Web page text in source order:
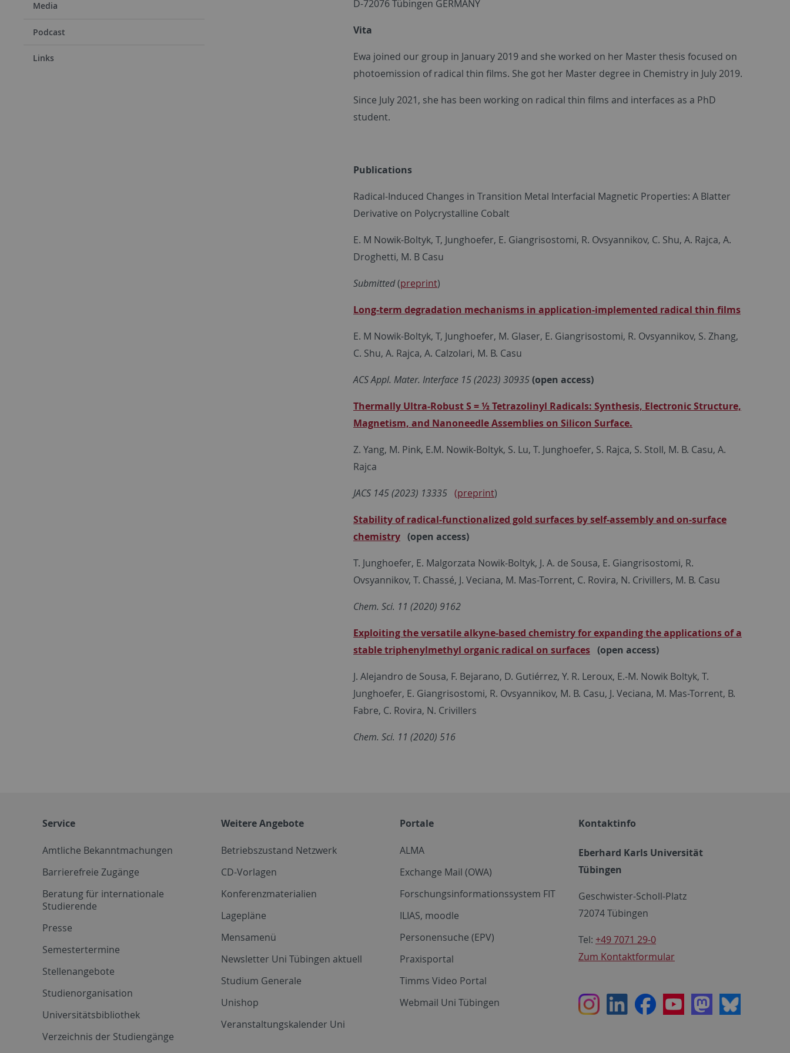
Media
Podcast
Links
D-72076 Tübingen GERMANY
Vita
Ewa joined our group in January 2019 and she worked on her Master thesis focused on
photoemission of radical thin films. She got her Master degree in Chemistry in July 2019.
Since July 2021, she has been working on radical thin films and interfaces as a PhD
student.
Publications
Radical-Induced Changes in Transition Metal Interfacial Magnetic Properties: A Blatter
Derivative on Polycrystalline Cobalt
E. M Nowik-Boltyk, T, Junghoefer, E. Giangrisostomi, R. Ovsyannikov, C. Shu, A. Rajca, A.
Droghetti, M. B Casu
Submitted(preprint)
Long-term degradation mechanisms in application-implemented radical thin films
E. M Nowik-Boltyk, T, Junghoefer, M. Glaser, E. Giangrisostomi, R. Ovsyannikov, S. Zhang,
C. Shu, A. Rajca, A. Calzolari, M. B. Casu
ACS Appl. Mater. Interface 15 (2023) 30935(open access)
Thermally Ultra-Robust S = ½ Tetrazolinyl Radicals: Synthesis, Electronic Structure,
Magnetism, and Nanoneedle Assemblies on Silicon Surface.
Z. Yang, M. Pink, E.M. Nowik-Boltyk, S. Lu, T. Junghoefer, S. Rajca, S. Stoll, M. B. Casu, A.
Rajca
JACS 145 (2023) 13335 (preprint)
Stability of radical-functionalized gold surfaces by self-assembly and on-surface
chemistry (open access)
T. Junghoefer, E. Malgorzata Nowik-Boltyk, J. A. de Sousa, E. Giangrisostomi, R.
Ovsyannikov, T. Chassé, J. Veciana, M. Mas-Torrent, C. Rovira, N. Crivillers, M. B. Casu
Chem. Sci. 11 (2020) 9162
Exploiting the versatile alkyne-based chemistry for expanding the applications of a
stable triphenylmethyl organic radical on surfaces (open access)
J. Alejandro de Sousa, F. Bejarano, D. Gutiérrez, Y. R. Leroux, E.-M. Nowik Boltyk, T.
Junghoefer, E. Giangrisostomi, R. Ovsyannikov, M. B. Casu, J. Veciana, M. Mas-Torrent, B.
Fabre, C. Rovira, N. Crivillers
Chem. Sci. 11 (2020) 516
Service
Amtliche Bekanntmachungen
Barrierefreie Zugänge
Beratung für internationale
Studierende
Presse
Semestertermine
Stellenangebote
Studienorganisation
Universitätsbibliothek
Verzeichnis der Studiengänge
Weitere Angebote
Betriebszustand Netzwerk
CD-Vorlagen
Konferenzmaterialien
Lagepläne
Mensamenü
Newsletter Uni Tübingen aktuell
Studium Generale
Unishop
Veranstaltungskalender Uni
Portale
ALMA
Exchange Mail (OWA)
Forschungsinformationssystem FIT
ILIAS, moodle
Personensuche (EPV)
Praxisportal
Timms Video Portal
Webmail Uni Tübingen
Kontaktinfo
Eberhard Karls Universität
Tübingen
Geschwister-Scholl-Platz
72074 Tübingen
Tel: +49 7071 29-0
Zum Kontaktformular
InstagramLinkedInFacebookYoutubeMastodon
Bluesky